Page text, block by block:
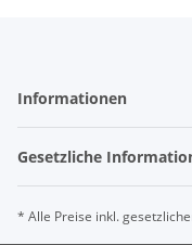
Informationen
Gesetzliche
* Alle Preise inkl.